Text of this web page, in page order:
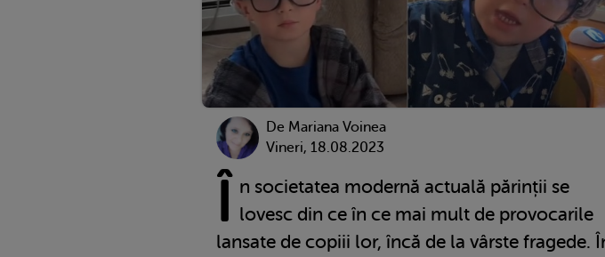
De Mariana Voinea
Vineri, 18.08.2023
Î n societatea modernă actuală părinții se
lovesc din ce în ce mai mult de provocarile
lansate de copiii lor, încă de la vârste fragede.